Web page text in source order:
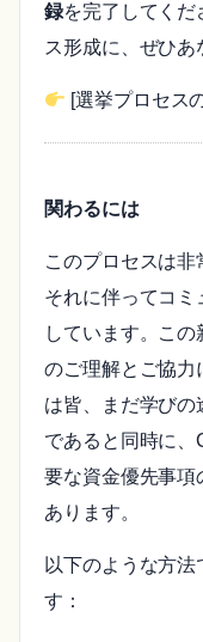
録を完了してくだ
ス形成に、ぜひあ
[選挙プロセス
関わるには
このプロセスは非
それに伴ってコ
しています。こ
のご理解とご協力
は皆、まだ学び
であると同時に
要な資金優先事項
あります。
以下のような方
す：